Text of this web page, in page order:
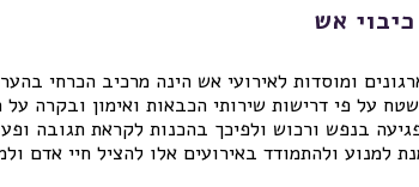
כיבוי אש
ומוסדות לאירועי אש הינה מרכיב הכרחי
על פי דרישות שירותי הכבאות ואימון ובקרה
בנפש ורכוש ולפיכך בהכנות לקראת תגובה
למנוע ולהתמודד באירועים אלו להציל חיי אדם